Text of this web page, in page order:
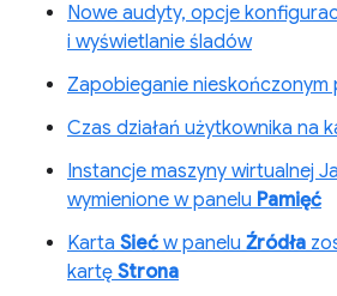
Nowe audyty, opcje
i wyświetlanie śladów
Zapobieganie nieskończonym
Czas działań użytkownika na
Instancje maszyny wirtualnej
wymienione w panelu Pamięć
Karta Sieć w panelu Źródła
kartę Strona